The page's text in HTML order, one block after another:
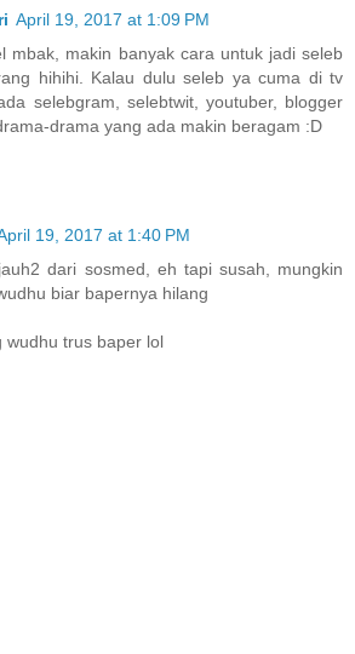
April 19, 2017 at 1:09 PM
mbak, makin banyak cara untuk jadi seleb
hihihi. Kalau dulu seleb ya cuma di tv
selebgram, selebtwit, youtuber, blogger
drama yang ada makin beragam :D
19, 2017 at 1:40 PM
dari sosmed, eh tapi susah, mungkin
biar bapernya hilang
wudhu trus baper lol